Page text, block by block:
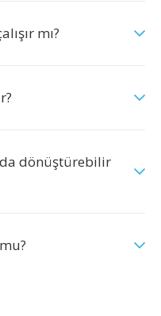
mı?
dönüştürebilir